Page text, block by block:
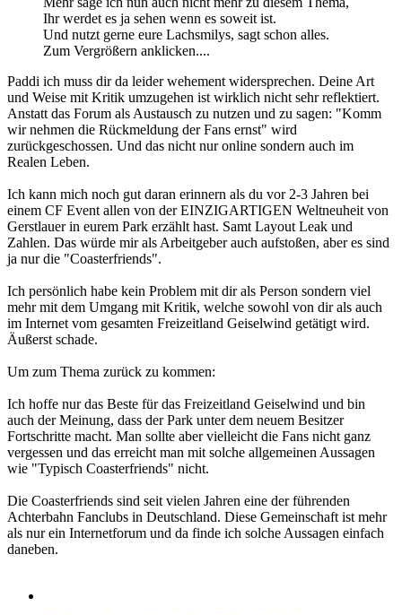
Ihr werdet es ja sehen wenn es soweit ist.
Und nutzt gerne eure Lachsmilys, sagt schon alles.
Zum Vergrößern anklicken....
Paddi ich muss dir da leider wehement widersprechen. Deine Art
und Weise mit Kritik umzugehen ist wirklich nicht sehr reflektiert.
Anstatt das Forum als Austausch zu nutzen und zu sagen: "Komm
wir nehmen die Rückmeldung der Fans ernst" wird
zurückgeschossen. Und das nicht nur online sondern auch im
Realen Leben.
Ich kann mich noch gut daran erinnern als du vor 2-3 Jahren bei
einem CF Event allen von der EINZIGARTIGEN Weltneuheit von
Gerstlauer in eurem Park erzählt hast. Samt Layout Leak und
Zahlen. Das würde mir als Arbeitgeber auch aufstoßen, aber es sind
ja nur die "Coasterfriends".
Ich persönlich habe kein Problem mit dir als Person sondern viel
mehr mit dem Umgang mit Kritik, welche sowohl von dir als auch
im Internet vom gesamten Freizeitland Geiselwind getätigt wird.
Äußerst schade.
Um zum Thema zurück zu kommen:
Ich hoffe nur das Beste für das Freizeitland Geiselwind und bin
auch der Meinung, dass der Park unter dem neuem Besitzer
Fortschritte macht. Man sollte aber vielleicht die Fans nicht ganz
vergessen und das erreicht man mit solche allgemeinen Aussagen
wie "Typisch Coasterfriends" nicht.
Die Coasterfriends sind seit vielen Jahren eine der führenden
Achterbahn Fanclubs in Deutschland. Diese Gemeinschaft ist mehr
als nur ein Internetforum und da finde ich solche Aussagen einfach
daneben.